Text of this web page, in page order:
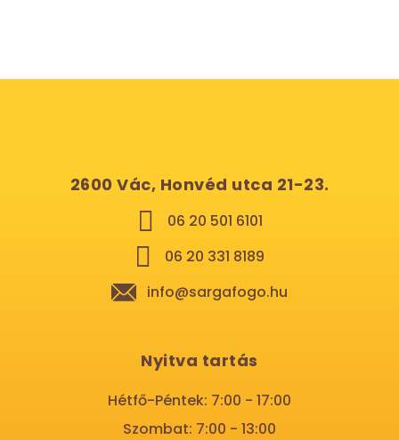
2600 Vác, Honvéd utca 21-23.
06 20 501 6101
06 20 331 8189
info@sargafogo.hu
Nyitva tartás
Hétfő-Péntek: 7:00 - 17:00
Szombat: 7:00 - 13:00